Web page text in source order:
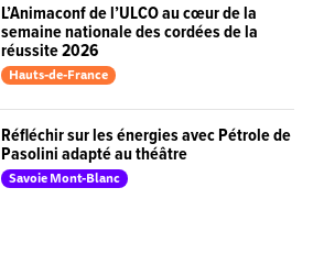
L’Animaconf de l’ULCO au cœur de la
semaine nationale des cordées de la
réussite 2026
Hauts-de-France
Réfléchir sur les énergies avec Pétrole de
Pasolini adapté au théâtre
Savoie Mont-Blanc